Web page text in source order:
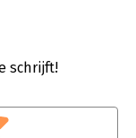
de economie en
schrijft!